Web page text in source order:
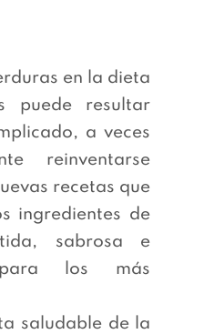
en la dieta
puede resultar
a veces
reinventarse
recetas que
ingredientes de
sabrosa e
para los más
saludable de la